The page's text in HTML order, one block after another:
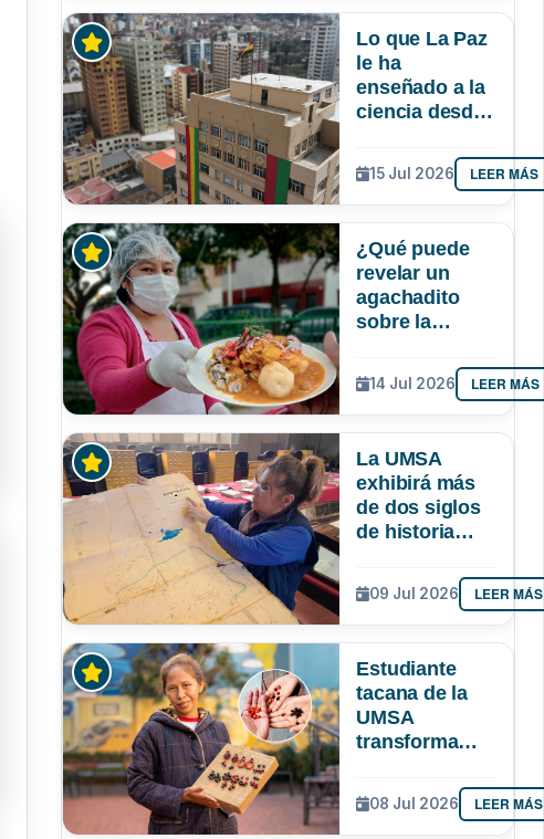
Lo que La Paz
le ha
enseñado a la
ciencia desde
15 Jul 2026 LEER MÁS
¿Qué puede
revelar un
agachadito
sobre la
paceña? Un
estudio
sociológico de
la respuesta
14 Jul 2026 LEER MÁS
La UMSA
exhibirá más
de dos siglos
de historia
Larga Noche
de Museos
09 Jul 2026 LEER MÁS
Estudiante
tacana de la
UMSA
transforma
amazónicas en
artesanías
08 Jul 2026 LEER MÁS